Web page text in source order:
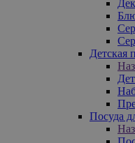
Детская
Посуда